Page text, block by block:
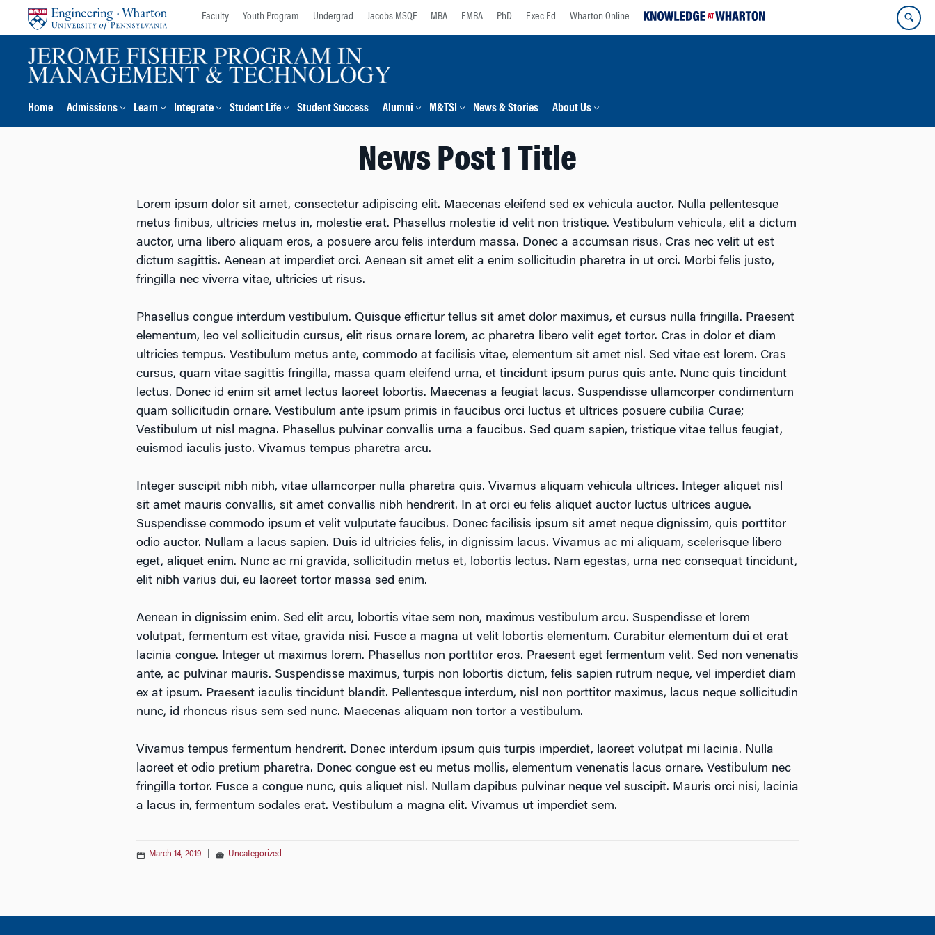
Faculty Youth Program Undergrad Jacobs MSQF MBA EMBA PhD Exec Ed Wharton Online
Home Admissions Learn Integrate Student Life Student Success Alumni M&TSI News & Stories About Us
News Post 1 Title
Lorem ipsum dolor sit amet, consectetur adipiscing elit. Maecenas eleifend sed ex vehicula auctor. Nulla pellentesque
metus finibus, ultricies metus in, molestie erat. Phasellus molestie id velit non tristique. Vestibulum vehicula, elit a dictum
auctor, urna libero aliquam eros, a posuere arcu felis interdum massa. Donec a accumsan risus. Cras nec velit ut est
dictum sagittis. Aenean at imperdiet orci. Aenean sit amet elit a enim sollicitudin pharetra in ut orci. Morbi felis justo,
fringilla nec viverra vitae, ultricies ut risus.
Phasellus congue interdum vestibulum. Quisque efficitur tellus sit amet dolor maximus, et cursus nulla fringilla. Praesent
elementum, leo vel sollicitudin cursus, elit risus ornare lorem, ac pharetra libero velit eget tortor. Cras in dolor et diam
ultricies tempus. Vestibulum metus ante, commodo at facilisis vitae, elementum sit amet nisl. Sed vitae est lorem. Cras
cursus, quam vitae sagittis fringilla, massa quam eleifend urna, et tincidunt ipsum purus quis ante. Nunc quis tincidunt
lectus. Donec id enim sit amet lectus laoreet lobortis. Maecenas a feugiat lacus. Suspendisse ullamcorper condimentum
quam sollicitudin ornare. Vestibulum ante ipsum primis in faucibus orci luctus et ultrices posuere cubilia Curae;
Vestibulum ut nisl magna. Phasellus pulvinar convallis urna a faucibus. Sed quam sapien, tristique vitae tellus feugiat,
euismod iaculis justo. Vivamus tempus pharetra arcu.
Integer suscipit nibh nibh, vitae ullamcorper nulla pharetra quis. Vivamus aliquam vehicula ultrices. Integer aliquet nisl
sit amet mauris convallis, sit amet convallis nibh hendrerit. In at orci eu felis aliquet auctor luctus ultrices augue.
Suspendisse commodo ipsum et velit vulputate faucibus. Donec facilisis ipsum sit amet neque dignissim, quis porttitor
odio auctor. Nullam a lacus sapien. Duis id ultricies felis, in dignissim lacus. Vivamus ac mi aliquam, scelerisque libero
eget, aliquet enim. Nunc ac mi gravida, sollicitudin metus et, lobortis lectus. Nam egestas, urna nec consequat tincidunt,
elit nibh varius dui, eu laoreet tortor massa sed enim.
Aenean in dignissim enim. Sed elit arcu, lobortis vitae sem non, maximus vestibulum arcu. Suspendisse et lorem
volutpat, fermentum est vitae, gravida nisi. Fusce a magna ut velit lobortis elementum. Curabitur elementum dui et erat
lacinia congue. Integer ut maximus lorem. Phasellus non porttitor eros. Praesent eget fermentum velit. Sed non venenatis
ante, ac pulvinar mauris. Suspendisse maximus, turpis non lobortis dictum, felis sapien rutrum neque, vel imperdiet diam
ex at ipsum. Praesent iaculis tincidunt blandit. Pellentesque interdum, nisl non porttitor maximus, lacus neque sollicitudin
nunc, id rhoncus risus sem sed nunc. Maecenas aliquam non tortor a vestibulum.
Vivamus tempus fermentum hendrerit. Donec interdum ipsum quis turpis imperdiet, laoreet volutpat mi lacinia. Nulla
laoreet et odio pretium pharetra. Donec congue est eu metus mollis, elementum venenatis lacus ornare. Vestibulum nec
fringilla tortor. Fusce a congue nunc, quis aliquet nisl. Nullam dapibus pulvinar neque vel suscipit. Mauris orci nisi, lacinia
a lacus in, fermentum sodales erat. Vestibulum a magna elit. Vivamus ut imperdiet sem.
March 14, 2019 Uncategorized